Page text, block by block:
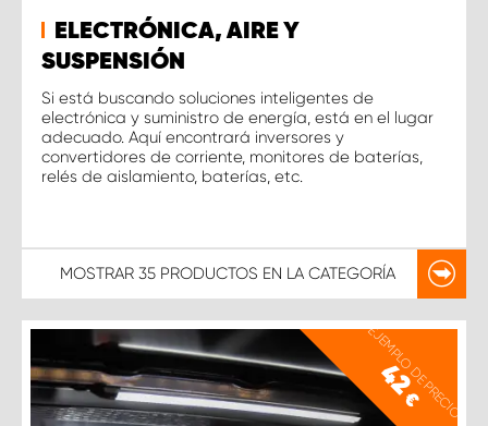
ELECTRÓNICA, AIRE Y
SUSPENSIÓN
Si está buscando soluciones inteligentes de
electrónica y suministro de energía, está en el lugar
adecuado. Aquí encontrará inversores y
convertidores de corriente, monitores de baterías,
relés de aislamiento, baterías, etc.
MOSTRAR 35 PRODUCTOS EN LA CATEGORÍA
EJEMPLO DE PRECIO
42
€